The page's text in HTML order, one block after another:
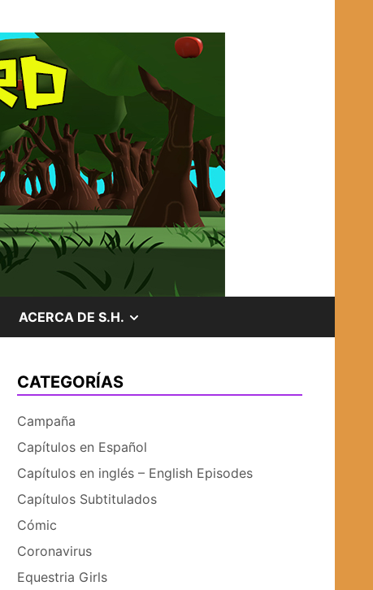
MOSTRAR
SUBMENÚ
ACERCA DE S.H.
SUBMENÚ
CATEGORÍAS
Campaña
Capítulos en Español
Capítulos en inglés – English Episodes
Capítulos Subtitulados
Cómic
Coronavirus
Equestria Girls